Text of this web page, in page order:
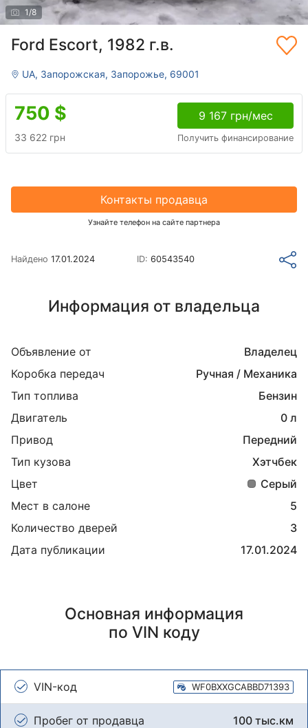
1 /8
Ford Escort, 1982 г.в.
UA, Запорожская, Запорожье, 69001
750 $
33 622 грн
9 167 грн/мес
Получить финансирование
Контакты продавца
Узнайте телефон на сайте партнера
Найдено 17.01.2024 ID: 60543540
Информация от владельца
Объявление от
Владелец
Коробка передач
Ручная / Механика
Тип топлива
Бензин
Двигатель
0 л
Привод
Передний
Тип кузова
Хэтчбек
Цвет
Серый
Мест в салоне
5
Количество дверей
3
Дата публикации
17.01.2024
Основная информация
по VIN коду
VIN-код WF0BXXGCABBD71393
Пробег от продавца 100 тыс.км